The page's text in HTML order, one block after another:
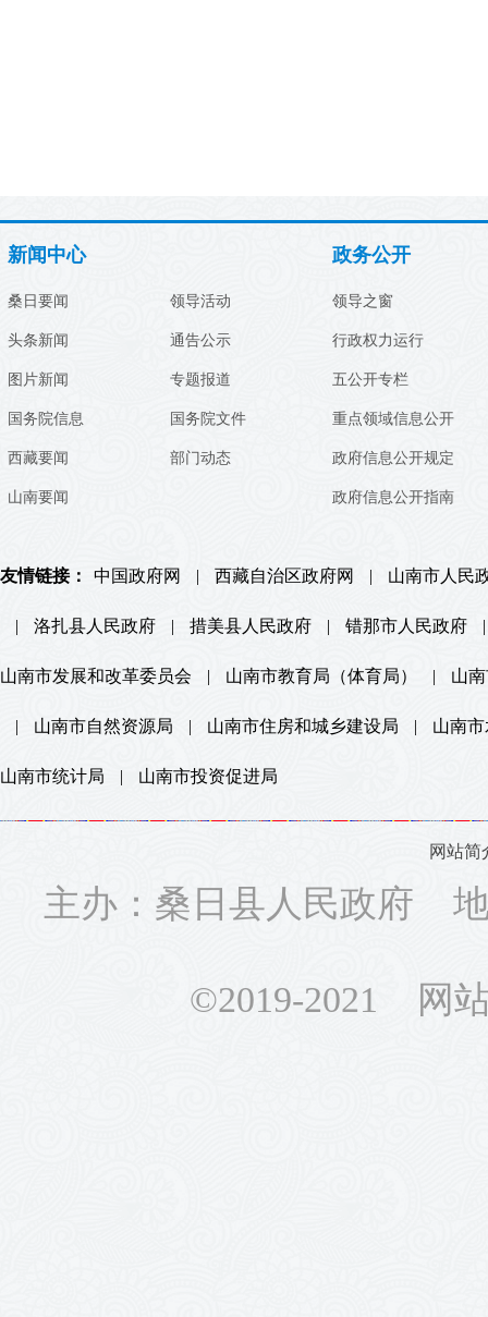
新闻中心
桑日要闻
头条新闻
图片新闻
国务院信息
西藏要闻
山南要闻
领导活动
通告公示
专题报道
国务院文件
部门动态
政务公开
领导之窗
行政权力运行
五公开专栏
重点领域信息公开
政府信息公开规定
政府信息公开指南
友情链接： 中国政府网 | 西藏自治区政府网 | 山南市人民
| 洛扎县人民政府 | 措美县人民政府 | 错那市人民政府 |
山南市发展和改革委员会 | 山南市教育局（体育局） | 山
| 山南市自然资源局 | 山南市住房和城乡建设局 | 山南
山南市统计局 | 山南市投资促进局
网站简
主办：桑日县人民政府
©2019-2021 网